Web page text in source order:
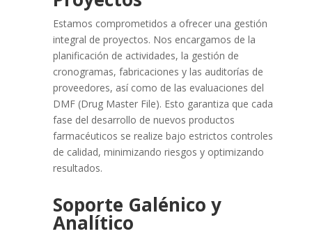
Estamos comprometidos a ofrecer una gestión
integral de proyectos. Nos encargamos de la
planificación de actividades, la gestión de
cronogramas, fabricaciones y las auditorías de
proveedores, así como de las evaluaciones del
DMF (Drug Master File). Esto garantiza que cada
fase del desarrollo de nuevos productos
farmacéuticos se realize bajo estrictos controles
de calidad, minimizando riesgos y optimizando
resultados.
Soporte Galénico y
Analítico